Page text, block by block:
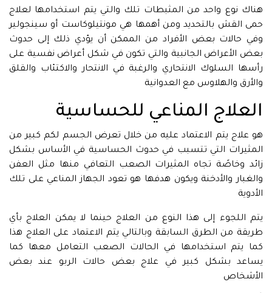
هناك نوع واحد من المثبطات تلك والتي يتم استخدامها لعلاج
حمى القش بالتحديد ومن أهمها هي مونتيلوكاست أو سينجولير
وفي حالات بعض الأفراد من الممكن أن يؤدي ذلك إلى حدوث
بعض الأعراض الجانبية والتي تكون في شكل أعراض نفسية على
رأسها السلوك الانتحاري والرغبة في الانتحار والاكتئاب والقلق
والأرق والهلاوس مع العدوانية
العلاج المناعي للحساسية
هو علاج يتم الاعتماد عليه من خلال تعرض الجسم لكم كبير من
المثيرات التي تتسبب في حدوث الحساسية في الأساس بشكل
زائد وخاصًة تجاه المثيرات الصعب التعافي منها مثل العفن
والغبار والأدخنة ويكون هدفها هو تعود الجهاز المناعي على تلك
الأدوية
يتم اللجوء إلى هذا النوع من العلاج حينما لا يمكن العلاج بأي
طريقة من الطرق السابقة وبالتالي يتم الاعتماد على العلاج هذا
كما يتم استخدامها في الحالات الصعب التعامل معها كما
يساعد بشكل كبير في علاج بعض حالات الربو عند بعض
الأشخاص